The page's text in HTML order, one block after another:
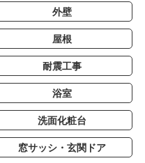
外壁
屋根
耐震工事
浴室
洗面化粧台
窓サッシ・玄関ドア